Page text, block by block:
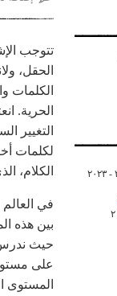
تتوجب
الحقل،
الكلمات
الحرية.
التغيير
لكلمات
الكلام،
في
على
المستوى